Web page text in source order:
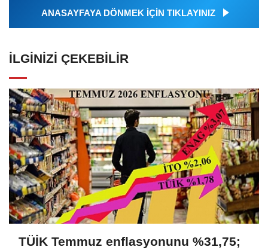
ANASAYFAYA DÖNMEK İÇİN TIKLAYINIZ
İLGINIZI ÇEKEBILIR
TÜİK Temmuz enflasyonunu %31,75;